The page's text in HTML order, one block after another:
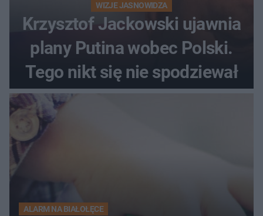
WIZJE JASNOWIDZA
Krzysztof Jackowski ujawnia
plany Putina wobec Polski.
Tego nikt się nie spodziewał
ALARM NA BIAŁOŁĘCE